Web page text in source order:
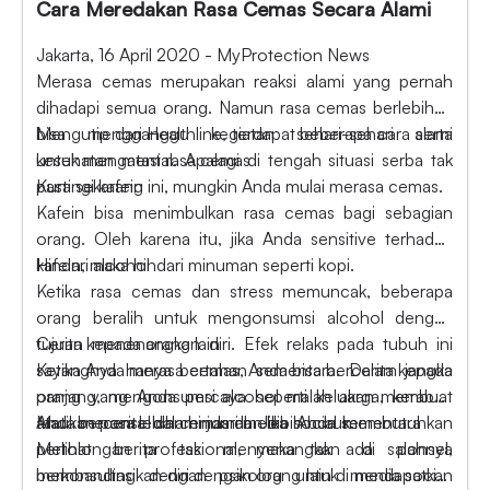
Cara Meredakan Rasa Cemas Secara Alami
Jakarta, 16 April 2020 - MyProtection News
Merasa cemas merupakan reaksi alami yang pernah
dihadapi semua orang. Namun rasa cemas berlebihan
bisa mengganggu kegiatan sehari-sehari serta
kesehatan mental. Apalagi di tengah situasi serba tak
pasti sekarang ini, mungkin Anda mulai merasa cemas.
Mengutip dari Healthline, terdapat beberapa cara alami
untuk mengatasi rasa cemas
Kurangi kafein
Kafein bisa menimbulkan rasa cemas bagi sebagian
orang. Oleh karena itu, jika Anda sensitive terhadap
kafein, maka hindari minuman seperti kopi.
Hindari alcohol
Ketika rasa cemas dan stress memuncak, beberapa
orang beralih untuk mengonsumsi alcohol dengan
tujuan menenangkan diri. Efek relaks pada tubuh ini
sayangnya hanya bertahan sementara. Dalam jangka
panjang, mengonsumsi alcohol malah akan membuat
Anda merasa lebih cemas dan lebih buruk.
Cerita kepada orang lain
Ketika Anda merasa cemas, Anda bisa bercerita kepada
orang yang Anda percaya seperti keluarga, kerabat,
atau bercerita dalam jurnal. Jika Anda membutuhkan
pertolongan professional, maka tak ada salahnya
berkonsultasi dengan psikolog untuk mendapatkan
Matikan ponsel dan hindari media social sementara
Melihat berita tak menyenangkan di ponsel,
membandingkan diri dengan orang lain di media social,